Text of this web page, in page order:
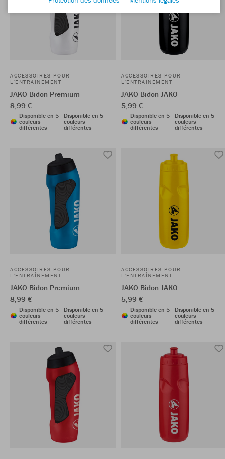
ACCESSOIRES POUR
L'ENTRAÎNEMENT
JAKO Bidon Premium
8,99 €
Disponible en 5
couleurs
différentes
Disponible en 5
couleurs
différentes
ACCESSOIRES POUR
L'ENTRAÎNEMENT
JAKO Bidon JAKO
5,99 €
Disponible en 5
couleurs
différentes
Disponible en 5
couleurs
différentes
ACCESSOIRES POUR
L'ENTRAÎNEMENT
JAKO Bidon Premium
8,99 €
Disponible en 5
couleurs
différentes
Disponible en 5
couleurs
différentes
ACCESSOIRES POUR
L'ENTRAÎNEMENT
JAKO Bidon JAKO
5,99 €
Disponible en 5
couleurs
différentes
Disponible en 5
couleurs
différentes